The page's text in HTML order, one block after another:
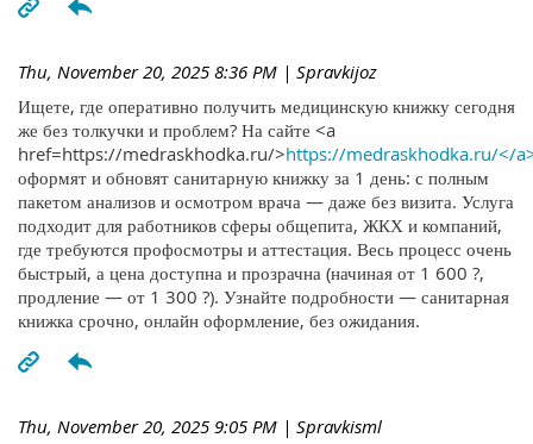
Thu, November 20, 2025 8:36 PM | Spravkijoz
Ищете, где оперативно получить медицинскую книжку сегодня
же без толкучки и проблем? На сайте <a
href=https://medraskhodka.ru/>https://medraskhodka.ru/</
оформят и обновят санитарную книжку за 1 день: с полным
пакетом анализов и осмотром врача — даже без визита. Услуга
подходит для работников сферы общепита, ЖКХ и компаний,
где требуются профосмотры и аттестация. Весь процесс очень
быстрый, а цена доступна и прозрачна (начиная от 1 600 ?,
продление — от 1 300 ?). Узнайте подробности — санитарная
книжка срочно, онлайн оформление, без ожидания.
Thu, November 20, 2025 9:05 PM | Spravkisml